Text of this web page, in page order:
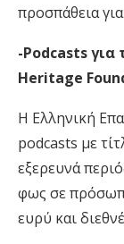
προσπάθεια
-Podcasts
Heritage
Η Ελληνική
podcasts με
εξερευνά
φως σε
ευρύ και